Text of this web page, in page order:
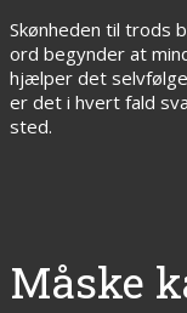
Skønheden til trods
ord begynder at
hjælper det
er det i hvert fald
sted.
Måske